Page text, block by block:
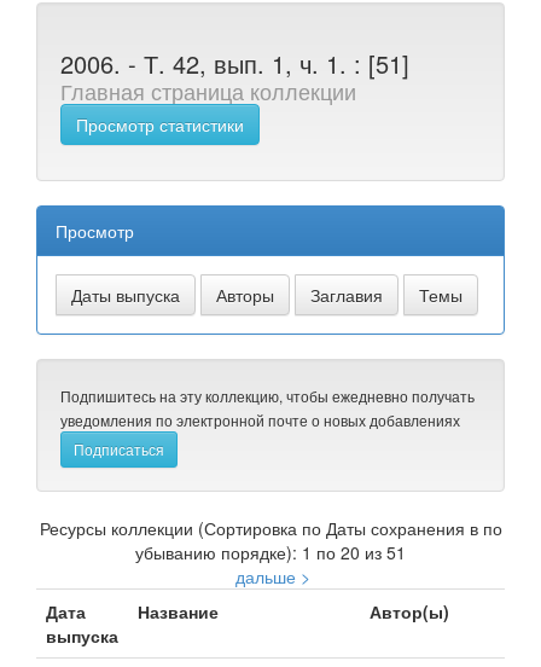
2006. - Т. 42, вып. 1, ч. 1. : [51]
Главная страница коллекции
Просмотр статистики
Просмотр
Подпишитесь на эту коллекцию, чтобы ежедневно получать
уведомления по электронной почте о новых добавлениях
Ресурсы коллекции (Сортировка по Даты сохранения в по
убыванию порядке): 1 по 20 из 51
дальше >
Дата
выпуска
Название Автор(ы)